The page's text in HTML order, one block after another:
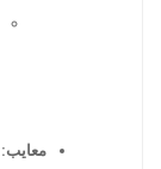
معایب: